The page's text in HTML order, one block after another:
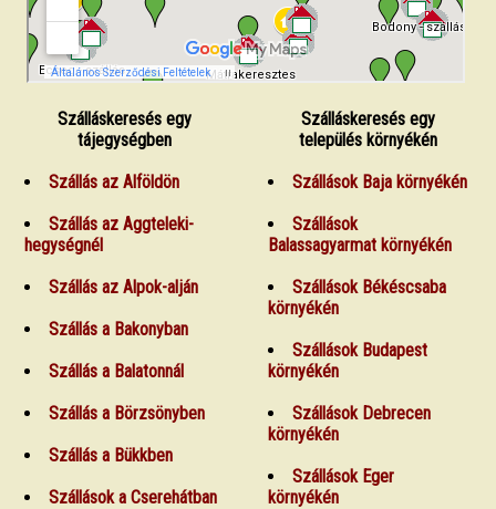
Szálláskeresés egy
tájegységben
Szálláskeresés egy
település környékén
Szállás az Alföldön
Szállás az Aggteleki-
hegységnél
Szállás az Alpok-alján
Szállás a Bakonyban
Szállás a Balatonnál
Szállás a Börzsönyben
Szállás a Bükkben
Szállások a Cserehátban
Szállások Baja környékén
Szállások
Balassagyarmat környékén
Szállások Békéscsaba
környékén
Szállások Budapest
környékén
Szállások Debrecen
környékén
Szállások Eger
környékén